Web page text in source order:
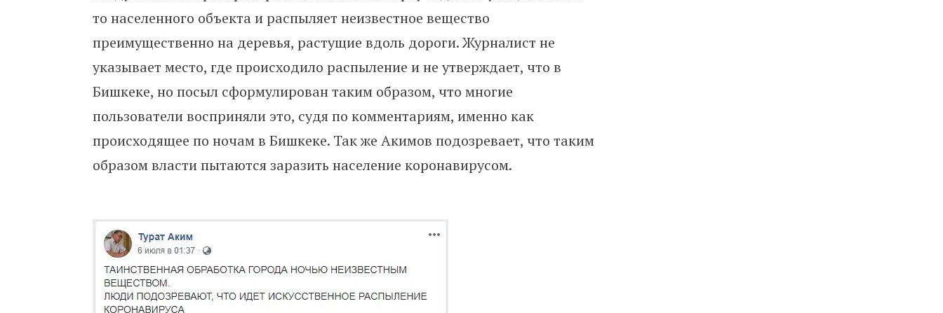
то населенного объекта и распыляет неизвестное вещество
преимущественно на деревья, растущие вдоль дороги. Журналист не
указывает место, где происходило распыление и не утверждает, что в
Бишкеке, но посыл сформулирован таким образом, что многие
пользователи восприняли это, судя по комментариям, именно как
происходящее по ночам в Бишкеке. Так же Акимов подозревает, что таким
образом власти пытаются заразить население коронавирусом.